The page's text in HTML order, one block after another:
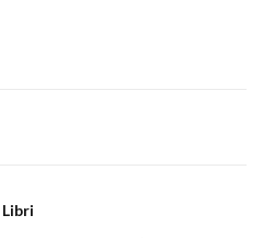
Libri